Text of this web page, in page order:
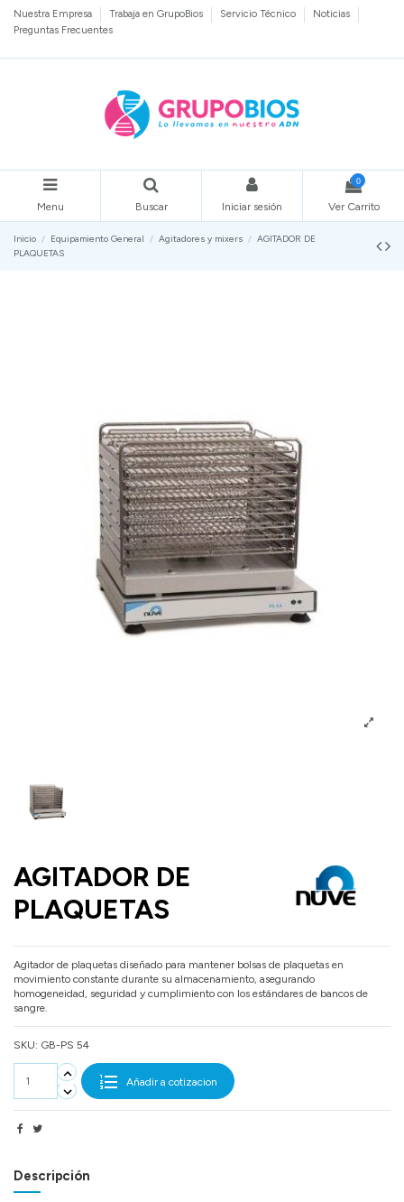
Nuestra Empresa Trabaja en GrupoBios Servicio Técnico
Noticias
Preguntas Frecuentes
Menu Buscar Iniciar sesión
0
Ver Carrito
Inicio Equipamiento General Agitadores y mixers
AGITADOR DE
PLAQUETAS
AGITADOR DE
PLAQUETAS
Agitador de plaquetas diseñado para mantener bolsas de plaquetas en
movimiento constante durante su almacenamiento, asegurando
homogeneidad, seguridad y cumplimiento con los estándares de bancos de
sangre.
SKU: GB-PS 54
Añadir a cotizacion
Descripción